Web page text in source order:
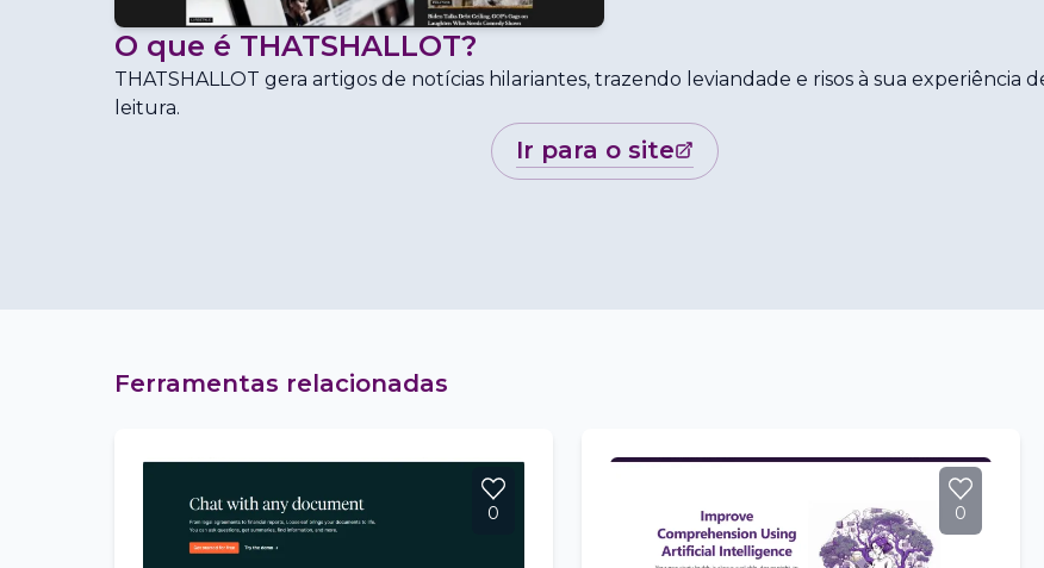
O que é THATSHALLOT?
THATSHALLOT gera artigos de notícias hilariantes, trazendo leviandade e risos à sua experiência
leitura.
ir para o site
Ferramentas relacionadas
0 0